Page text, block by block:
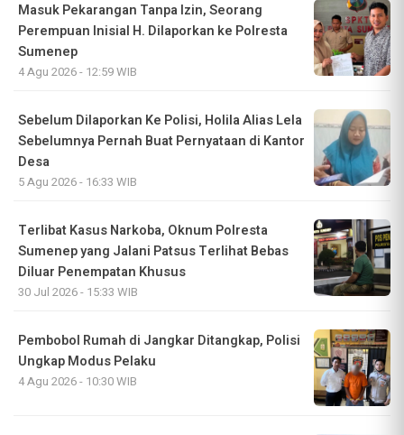
Masuk Pekarangan Tanpa Izin, Seorang
Perempuan Inisial H. Dilaporkan ke Polresta
Sumenep
4 Agu 2026 - 12:59 WIB
Sebelum Dilaporkan Ke Polisi, Holila Alias Lela
Sebelumnya Pernah Buat Pernyataan di Kantor
Desa
5 Agu 2026 - 16:33 WIB
Terlibat Kasus Narkoba, Oknum Polresta
Sumenep yang Jalani Patsus Terlihat Bebas
Diluar Penempatan Khusus
30 Jul 2026 - 15:33 WIB
Pembobol Rumah di Jangkar Ditangkap, Polisi
Ungkap Modus Pelaku
4 Agu 2026 - 10:30 WIB